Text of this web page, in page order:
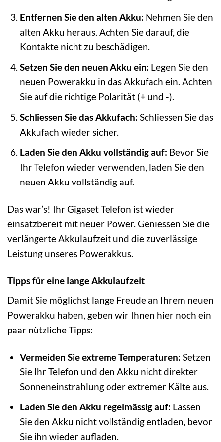
Entfernen Sie den alten Akku: Nehmen Sie den
alten Akku heraus. Achten Sie darauf, die
Kontakte nicht zu beschädigen.
Setzen Sie den neuen Akku ein: Legen Sie den
neuen Powerakku in das Akkufach ein. Achten
Sie auf die richtige Polarität (+ und -).
Schliessen Sie das Akkufach: Schliessen Sie das
Akkufach wieder sicher.
Laden Sie den Akku vollständig auf: Bevor Sie
Ihr Telefon wieder verwenden, laden Sie den
neuen Akku vollständig auf.
Das war’s! Ihr Gigaset Telefon ist wieder
einsatzbereit mit neuer Power. Geniessen Sie die
verlängerte Akkulaufzeit und die zuverlässige
Leistung unseres Powerakkus.
Tipps für eine lange Akkulaufzeit
Damit Sie möglichst lange Freude an Ihrem neuen
Powerakku haben, geben wir Ihnen hier noch ein
paar nützliche Tipps:
Vermeiden Sie extreme Temperaturen: Setzen
Sie Ihr Telefon und den Akku nicht direkter
Sonneneinstrahlung oder extremer Kälte aus.
Laden Sie den Akku regelmässig auf: Lassen
Sie den Akku nicht vollständig entladen, bevor
Sie ihn wieder aufladen.